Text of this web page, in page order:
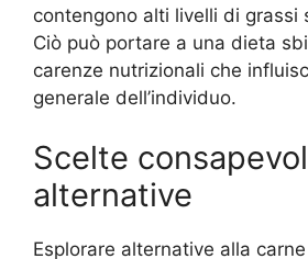
contengono alti livelli di grassi
Ciò può portare a una dieta
carenze nutrizionali che
generale dell’individuo.
Scelte
alternative
Esplorare alternative alla